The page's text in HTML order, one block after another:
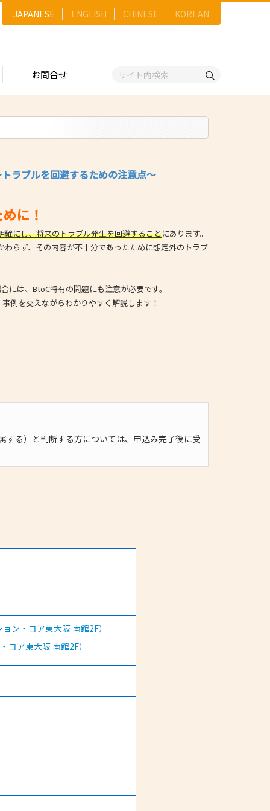
JAPANESE ENGLISH CHINESE KOREAN
ー
業検索
・ショーケース
業）
リー一覧
十音順）
お問合せ
ラブルを回避するための注意点～
に！
にし、将来のトラブル発生を回避することにあります。
らず、その内容が不十分であったために想定外のトラブ
には、BtoC特有の問題にも注意が必要です。
例を交えながらわかりやすく解説します！
る）と判断する方については、申込み完了後に受
ン・コア東大阪 南館2F）
コア東大阪 南館2F）